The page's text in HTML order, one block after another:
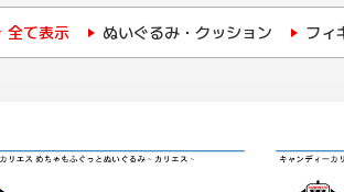
全て表示 ぬいぐるみ・クッション フィ